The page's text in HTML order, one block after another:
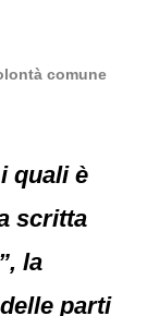
comune
quali è
scritta
la
parti